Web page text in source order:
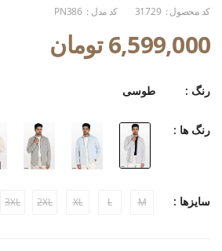
کد محصول : 31729 کد مدل : PN386
6,599,000 تومان
رنگ : طوسی
رنگ ها :
سایزها : M
L
XL
2XL
3XL